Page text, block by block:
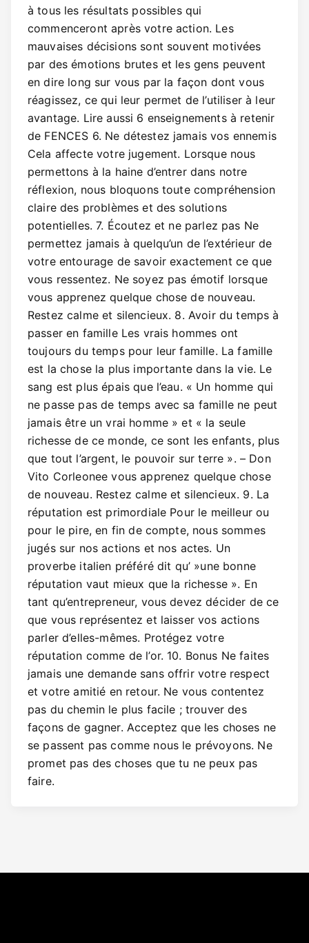
à tous les résultats possibles qui
commenceront après votre action. Les
mauvaises décisions sont souvent motivées
par des émotions brutes et les gens peuvent
en dire long sur vous par la façon dont vous
réagissez, ce qui leur permet de l’utiliser à leur
avantage. Lire aussi 6 enseignements à retenir
de FENCES 6. Ne détestez jamais vos ennemis
Cela affecte votre jugement. Lorsque nous
permettons à la haine d’entrer dans notre
réflexion, nous bloquons toute compréhension
claire des problèmes et des solutions
potentielles. 7. Écoutez et ne parlez pas Ne
permettez jamais à quelqu’un de l’extérieur de
votre entourage de savoir exactement ce que
vous ressentez. Ne soyez pas émotif lorsque
vous apprenez quelque chose de nouveau.
Restez calme et silencieux. 8. Avoir du temps à
passer en famille Les vrais hommes ont
toujours du temps pour leur famille. La famille
est la chose la plus importante dans la vie. Le
sang est plus épais que l’eau. « Un homme qui
ne passe pas de temps avec sa famille ne peut
jamais être un vrai homme » et « la seule
richesse de ce monde, ce sont les enfants, plus
que tout l’argent, le pouvoir sur terre ». – Don
Vito Corleonee vous apprenez quelque chose
de nouveau. Restez calme et silencieux. 9. La
réputation est primordiale Pour le meilleur ou
pour le pire, en fin de compte, nous sommes
jugés sur nos actions et nos actes. Un
proverbe italien préféré dit qu’ »une bonne
réputation vaut mieux que la richesse ». En
tant qu’entrepreneur, vous devez décider de ce
que vous représentez et laisser vos actions
parler d’elles-mêmes. Protégez votre
réputation comme de l’or. 10. Bonus Ne faites
jamais une demande sans offrir votre respect
et votre amitié en retour. Ne vous contentez
pas du chemin le plus facile ; trouver des
façons de gagner. Acceptez que les choses ne
se passent pas comme nous le prévoyons. Ne
promet pas des choses que tu ne peux pas
faire.